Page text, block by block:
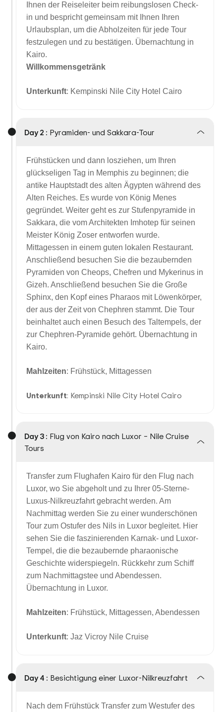
Ihnen der Reiseleiter beim reibungslosen Check-
in und bespricht gemeinsam mit Ihnen Ihren
Urlaubsplan, um die Abholzeiten für jede Tour
festzulegen und zu bestätigen. Übernachtung in
Kairo.
Willkommensgetränk
Unterkunft: Kempinski Nile City Hotel Cairo
Day 2 : Pyramiden- und Sakkara-Tour
Frühstücken und dann losziehen, um Ihren
glückseligen Tag in Memphis zu beginnen; die
antike Hauptstadt des alten Ägypten während des
Alten Reiches. Es wurde von König Menes
gegründet. Weiter geht es zur Stufenpyramide in
Sakkara, die vom Architekten Imhotep für seinen
Meister König Zoser entworfen wurde.
Mittagessen in einem guten lokalen Restaurant.
Anschließend besuchen Sie die bezaubernden
Pyramiden von Cheops, Chefren und Mykerinus in
Gizeh. Anschließend besuchen Sie die Große
Sphinx, den Kopf eines Pharaos mit Löwenkörper,
der aus der Zeit von Chephren stammt. Die Tour
beinhaltet auch einen Besuch des Taltempels, der
zur Chephren-Pyramide gehört. Übernachtung in
Kairo.
Mahlzeiten: Frühstück, Mittagessen
Unterkunft: Kempinski Nile City Hotel Cairo
Day 3 : Flug von Kairo nach Luxor – Nile Cruise
Tours
Transfer zum Flughafen Kairo für den Flug nach
Luxor, wo Sie abgeholt und zu Ihrer 05-Sterne-
Luxus-Nilkreuzfahrt gebracht werden. Am
Nachmittag werden Sie zu einer wunderschönen
Tour zum Ostufer des Nils in Luxor begleitet. Hier
sehen Sie die faszinierenden Karnak- und Luxor-
Tempel, die die bezaubernde pharaonische
Geschichte widerspiegeln. Rückkehr zum Schiff
zum Nachmittagstee und Abendessen.
Übernachtung in Luxor.
Mahlzeiten: Frühstück, Mittagessen, Abendessen
Unterkunft: Jaz Vicroy Nile Cruise
Day 4 : Besichtigung einer Luxor-Nilkreuzfahrt
Nach dem Frühstück Transfer zum Westufer des